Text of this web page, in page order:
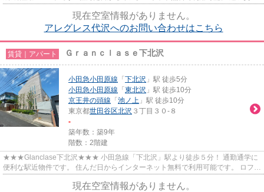
現在空室情報がありません。
アレグレス代沢へのお問い合わせはこちら
賃貸｜アパート Ｇｒａｎｃｌａｓｅ下北沢
小田急小田原線 「 下北沢 」駅 徒歩5分
小田急小田原線 「 東北沢 」駅 徒歩10分
京王井の頭線 「 池ノ上 」駅 徒歩10分
東京都世田谷区北沢 ３丁目３０-８
-
築年数：築9年
階数：2階建
★★★Glanclase下北沢★★★ 小田急線「下北沢」駅より徒歩５分！ 通勤通学に
便利な駅近物件です。 住んだ日からインターネット無料で利用可能です。 ロフト
現在空室情報がありません。